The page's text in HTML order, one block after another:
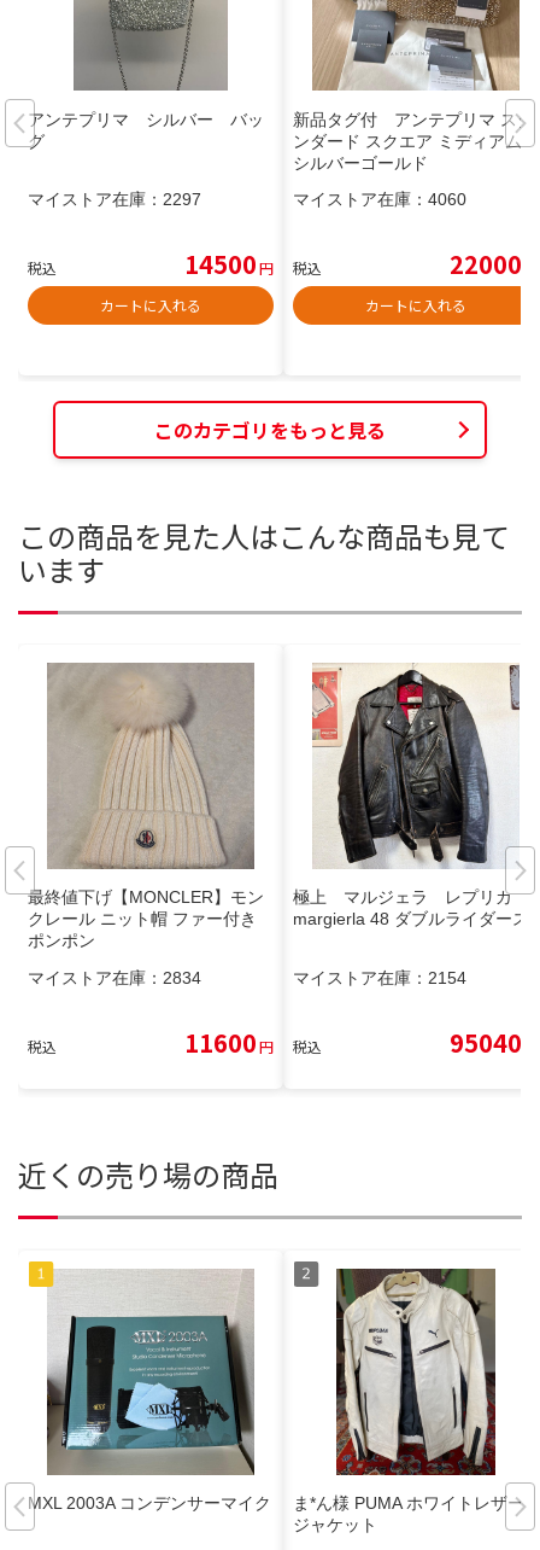
アンテプリマ シルバー バッ
グ
マイストア在庫： 2297
税込 14500円
カートに入れる
新品タグ付 アンテプリマ スタ
ンダード スクエア ミディアム
シルバーゴールド
マイストア在庫： 4060
税込 22000
カートに入れる
このカテゴリをもっと見る
この商品を見た人はこんな商品も見て
います
最終値下げ【MONCLER】モン
クレール ニット帽 ファー付き
ポンポン
マイストア在庫： 2834
税込 11600円
極上 マルジェラ レプリカ
margierla 48 ダブルライダース
マイストア在庫： 2154
税込 95040
近くの売り場の商品
MXL 2003A コンデンサーマイク
ま*ん様 PUMA ホワイトレザー
ジャケット